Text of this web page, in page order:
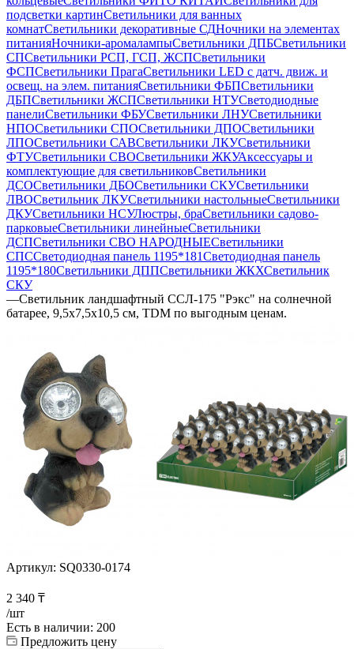
подсветки картинСветильники для ванных
комнатСветильники декоративные СДНочники на элементах
питанияНочники-аромалампыСветильники ДПБСветильники
СПСветильники РСП, ГСП, ЖСПСветильники
ФСПСветильники ПрагаСветильники LED с датч. движ. и
освещ. на элем. питанияСветильники ФБПСветильники
ДБПСветильники ЖСПСветильники НТУСветодиодные
панелиСветильники ФБУСветильники ЛНУСветильники
НПОСветильники СПОСветильники ДПОСветильники
ЛПОСветильники САВСветильники ЛКУСветильники
ФТУСветильники СВОСветильники ЖКУАксессуары и
комплектующие для светильниковСветильники
ДСОСветильники ДБОСветильники СКУСветильники
ЛВОСветильник ЛКУСветильники настольныеСветильники
ДКУСветильники НСУЛюстры, браСветильники садово-
парковыеСветильники линейныеСветильники
ДСПСветильники СВО НАРОДНЫЕСветильники
СПССветодиодная панель 1195*181Светодиодная панель
1195*180Светильники ДППСветильники ЖКХСветильник
СКУ
—Светильник ландшафтный ССЛ-175 "Рэкс" на солнечной
батарее, 9,5х7,5х10,5 см, TDM по выгодным ценам.
Артикул: SQ0330-0174
2 340 ₸
/шт
Есть в наличии: 200
Предложить цену